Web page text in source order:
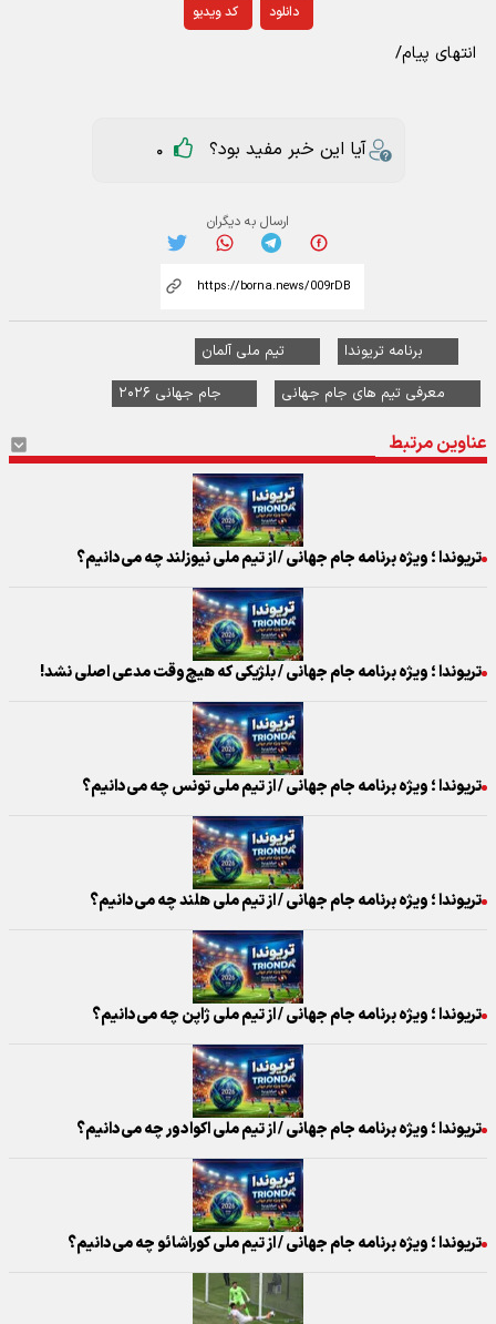
کد ویدیو دانلود
انتهای پیام/
آیا این خبر مفید بود؟ 0
ارسال به دیگران
برنامه تریوندا
تیم ملی آلمان
معرفی تیم های جام جهانی
جام جهانی ۲۰۲۶
عناوین مرتبط
تریوندا ؛ ویژه برنامه جام جهانی / از تیم ملی نیوزلند چه می‌دانیم؟
تریوندا ؛ ویژه برنامه جام جهانی / بلژیکی که هیچ‌وقت مدعی اصلی نشد!
تریوندا ؛ ویژه برنامه جام جهانی / از تیم ملی تونس چه می‌دانیم؟
تریوندا ؛ ویژه برنامه جام جهانی / از تیم ملی هلند چه می‌دانیم؟
تریوندا ؛ ویژه برنامه جام جهانی / از تیم ملی ژاپن چه می‌دانیم؟
تریوندا ؛ ویژه برنامه جام جهانی / از تیم ملی اکوادور چه می‌دانیم؟
تریوندا ؛ ویژه برنامه جام جهانی / از تیم ملی کوراشائو چه می‌دانیم؟